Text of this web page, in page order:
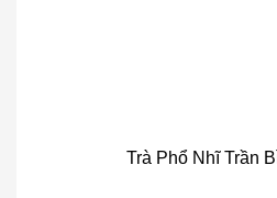
Trà Phổ Nhĩ Trần